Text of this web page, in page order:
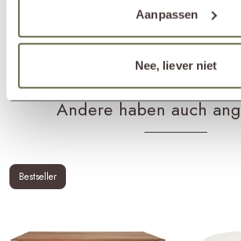
Aanpassen
Nee, liever niet
Textilreiniger
Passender Bezug
Andere haben auch
Bestseller